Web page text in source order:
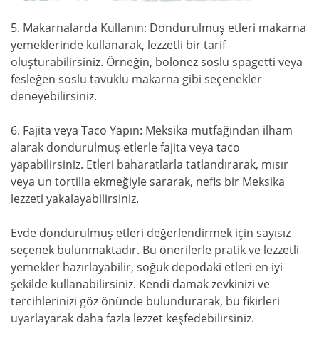
5. Makarnalarda Kullanın: Dondurulmuş etleri makarna
yemeklerinde kullanarak, lezzetli bir tarif
oluşturabilirsiniz. Örneğin, bolonez soslu spagetti veya
fesleğen soslu tavuklu makarna gibi seçenekler
deneyebilirsiniz.
6. Fajita veya Taco Yapın: Meksika mutfağından ilham
alarak dondurulmuş etlerle fajita veya taco
yapabilirsiniz. Etleri baharatlarla tatlandırarak, mısır
veya un tortilla ekmeğiyle sararak, nefis bir Meksika
lezzeti yakalayabilirsiniz.
Evde dondurulmuş etleri değerlendirmek için sayısız
seçenek bulunmaktadır. Bu önerilerle pratik ve lezzetli
yemekler hazırlayabilir, soğuk depodaki etleri en iyi
şekilde kullanabilirsiniz. Kendi damak zevkinizi ve
tercihlerinizi göz önünde bulundurarak, bu fikirleri
uyarlayarak daha fazla lezzet keşfedebilirsiniz.